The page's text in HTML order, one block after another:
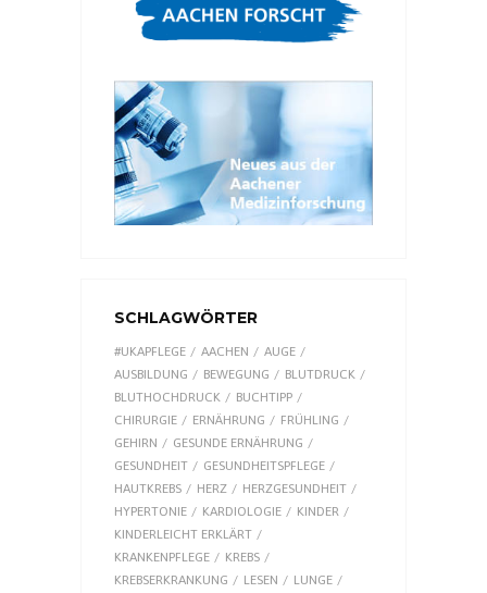
SCHLAGWÖRTER
#UKAPFLEGE AACHEN
AUGE
AUSBILDUNG
BEWEGUNG
BLUTDRUCK
BLUTHOCHDRUCK
BUCHTIPP
CHIRURGIE
ERNÄHRUNG
FRÜHLING
GEHIRN
GESUNDE ERNÄHRUNG
GESUNDHEIT
GESUNDHEITSPFLEGE
HAUTKREBS
HERZ
HERZGESUNDHEIT
HYPERTONIE
KARDIOLOGIE
KINDER
KINDERLEICHT ERKLÄRT
KRANKENPFLEGE
KREBS
KREBSERKRANKUNG
LESEN
LUNGE